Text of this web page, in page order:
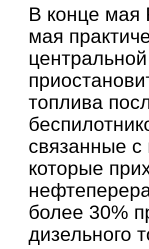
В конце мая
мая
топлива
связанные
которые
более 30%
дизельного